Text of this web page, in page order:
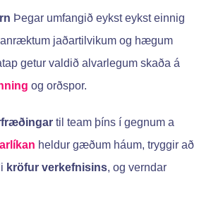
Þegar umfangið eykst eykst einnig
jaðartilvikum og hægum
getur valdið alvarlegum skaða á
og orðspor.
til team þíns í gegnum a
heldur gæðum háum, tryggir að
kröfur verkefnisins, og verndar